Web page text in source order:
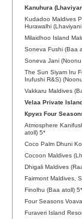
Kanuhura
Kudadoo Maldives
Hurawalhi
Milaidhoo Island
Soneva Fushi (Baa
Soneva Jani
The Sun Siyam Iru
Irufushi R&S)
Vakkaru Maldives
Velaa Private
Круиз Four
Atmosphere
atoll) 5*
Coco Palm Dhuni
Cocoon Maldives
Dhigali Maldives
Fairmont Maldives,
Finolhu (Baa atoll) 5*
Four Seasons
Furaveri Island